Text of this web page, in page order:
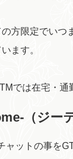
方限定でいつ
ます。
では在宅・通
（ジー
ャットの事を